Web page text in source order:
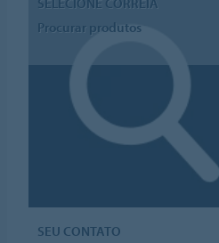
Procurar produtos
SEU CONTATO